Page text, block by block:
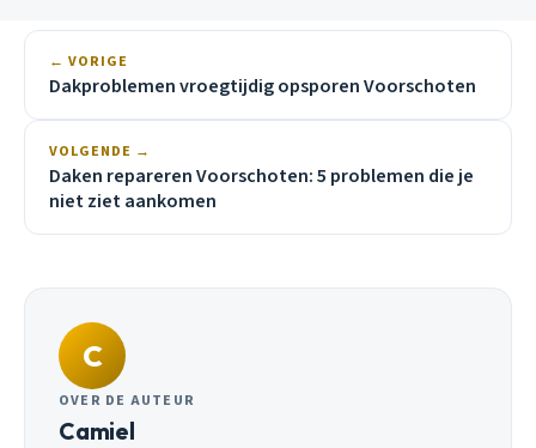
← VORIGE
Dakproblemen vroegtijdig opsporen Voorschoten
VOLGENDE →
Daken repareren Voorschoten: 5 problemen die je
niet ziet aankomen
C
OVER DE AUTEUR
Camiel